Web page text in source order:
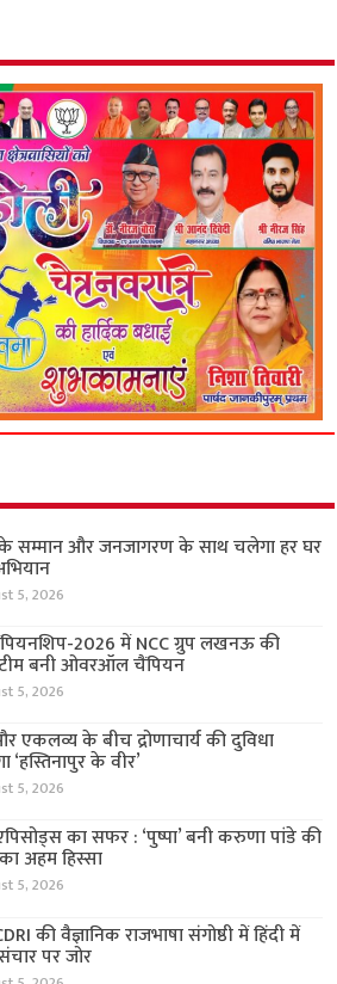
सम्मान और जनजागरण के साथ चलेगा हर घर
5, 2026
2026 में NCC ग्रुप लखनऊ की
बनी ओवरऑल चैंपियन
5, 2026
एकलव्य के बीच द्रोणाचार्य की दुविधा
‘हस्तिनापुर के वीर’
5, 2026
का सफर : ‘पुष्पा’ बनी करुणा पांडे की
अहम हिस्सा
5, 2026
की वैज्ञानिक राजभाषा संगोष्ठी में हिंदी में
पर जोर